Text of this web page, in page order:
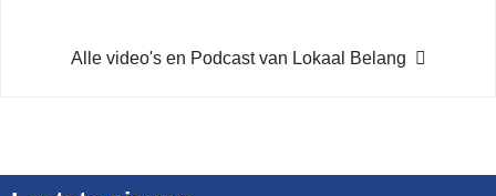
Alle video's en Podcast van Lokaal Belang